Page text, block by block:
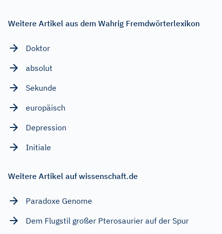
Weitere Artikel aus dem Wahrig Fremdwörterlexikon
Doktor
absolut
Sekunde
europäisch
Depression
Initiale
Weitere Artikel auf wissenschaft.de
Paradoxe Genome
Dem Flugstil großer Pterosaurier auf der Spur